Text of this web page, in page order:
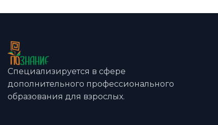
Специализируется в сфере
дополнительного профессионального
образования для взрослых.